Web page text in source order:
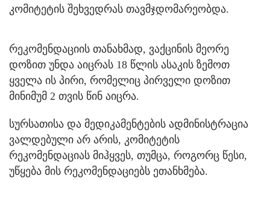
კომიტეტის შეხვედრას თავმჯდომარეობდა.
რეკომენდაციის თანახმად, ვაქცინის მეორე
დოზით უნდა აიცრას 18 წლის ასაკის ზემოთ
ყველა ის პირი, რომელიც პირველი დოზით
მინიმუმ 2 თვის წინ აიცრა.
სურსათისა და მედიკამენტების ადმინისტრაცია
ვალდებული არ არის, კომიტეტის
რეკომენდაციას მიჰყვეს, თუმცა, როგორც წესი,
უწყება მის რეკომენდაციებს ეთანხმება.